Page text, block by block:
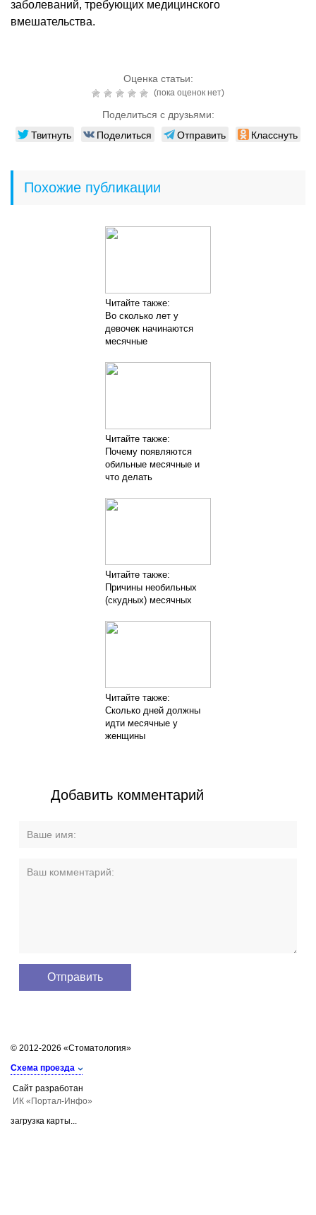
заболеваний, требующих медицинского
вмешательства.
Оценка статьи:
(пока оценок нет)
Поделиться с друзьями:
Твитнуть Поделиться Отправить Класснуть
Похожие публикации
Читайте также:
Во сколько лет у
девочек начинаются
месячные
Читайте также:
Почему появляются
обильные месячные и
что делать
Читайте также:
Причины необильных
(скудных) месячных
Читайте также:
Сколько дней должны
идти месячные у
женщины
Добавить комментарий
© 2012-2026 «Стоматология»
Схема проезда
Сайт разработан
ИК «Портал-Инфо»
загрузка карты...